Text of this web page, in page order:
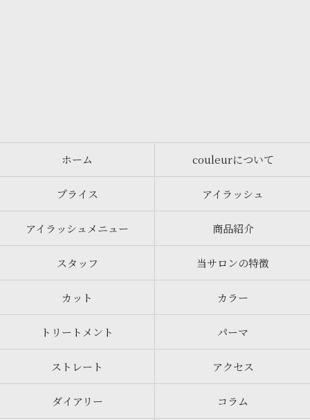
ホーム couleurについて
プライス アイラッシュ
アイラッシュメニュー 商品紹介
スタッフ 当サロンの特徴
カット カラー
トリートメント パーマ
ストレート アクセス
ダイアリー コラム